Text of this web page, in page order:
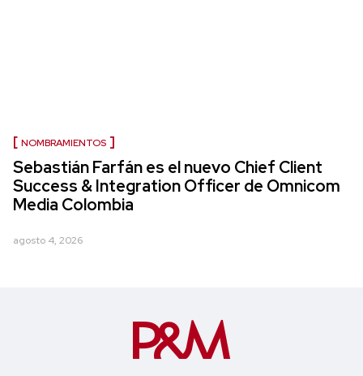
NOMBRAMIENTOS
Sebastián Farfán es el nuevo Chief Client
Success & Integration Officer de Omnicom
Media Colombia
agosto 4, 2026